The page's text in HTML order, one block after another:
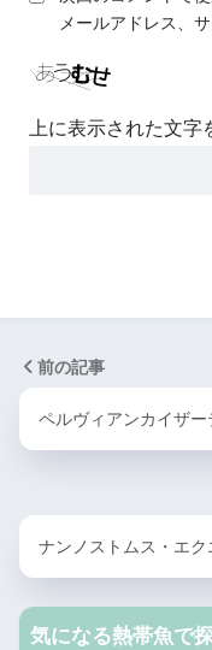
メールアドレス、
上に表示された文字
前の記事
ペルヴィアンカイザ
ナンノストムス・エ
気になる熱帯魚で